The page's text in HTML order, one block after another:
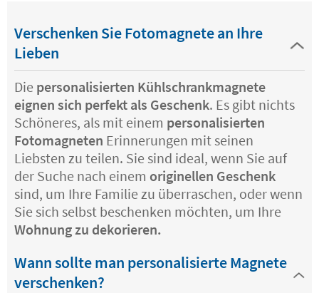
Verschenken Sie Fotomagnete an Ihre
Lieben
Die personalisierten Kühlschrankmagnete
eignen sich perfekt als Geschenk. Es gibt nichts
Schöneres, als mit einem personalisierten
Fotomagneten Erinnerungen mit seinen
Liebsten zu teilen. Sie sind ideal, wenn Sie auf
der Suche nach einem originellen Geschenk
sind, um Ihre Familie zu überraschen, oder wenn
Sie sich selbst beschenken möchten, um Ihre
Wohnung zu dekorieren.
Wann sollte man personalisierte Magnete
verschenken?